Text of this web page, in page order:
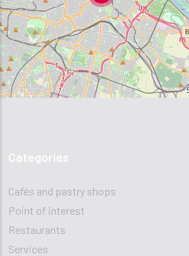
Categories
Cafés and pastry shops
Point of interest
Restaurants
Services